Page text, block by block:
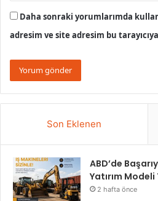
Daha sonraki yorumlarımda
adresim ve site adresim bu
Son Eklenen
ABD’de
Yatırım
2 hafta önce